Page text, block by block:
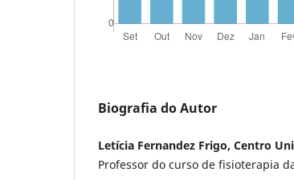
Biografia do Autor
Letícia Fernandez Frigo, Centro
Professor do curso de fisioterapia